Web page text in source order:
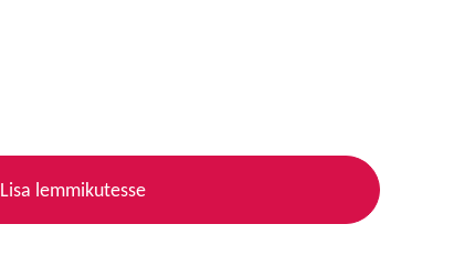
Lisa lemmikutesse